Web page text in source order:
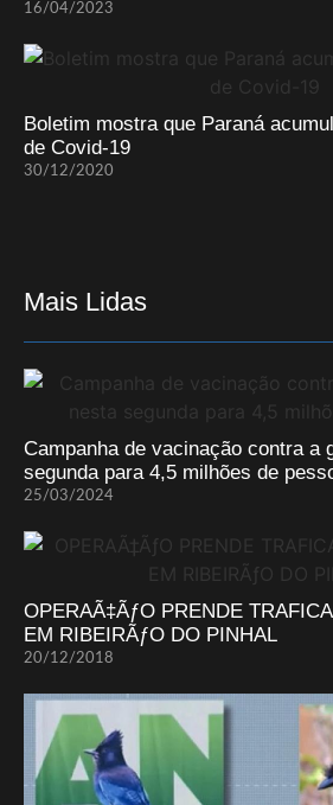
16/04/2023
Boletim mostra que Paraná
de Covid-19
30/12/2020
Mais Lidas
Campanha de vacinação contra a
segunda para 4,5 milhões de
25/03/2024
OPERAÃ‡ÃƒO PRENDE
EM RIBEIRÃƒO DO PINHAL
20/12/2018